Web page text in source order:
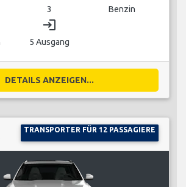
3 Benzin
login
5 Ausgang
DETAILS ANZEIGEN...
TRANSPORTER FÜR 12 PASSAGIERE